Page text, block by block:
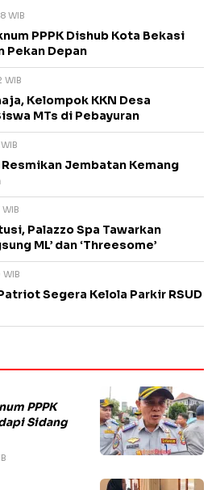
WIB
PPPK Dishub Kota Bekasi
Pekan Depan
WIB
Kelompok KKN Desa
MTs di Pebayuran
Jembatan Kemang
Palazzo Spa Tawarkan
ML’ dan ‘Threesome’
Segera Kelola Parkir RSUD
PPPK
Sidang